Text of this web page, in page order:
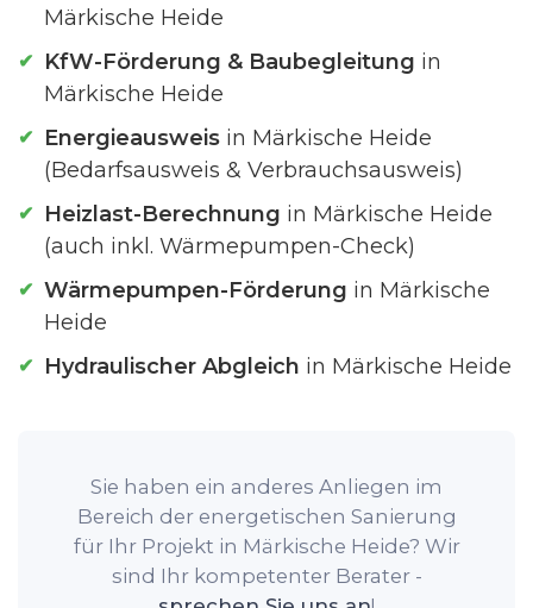
Märkische Heide
KfW-Förderung & Baubegleitung in
Märkische Heide
Energieausweis in Märkische Heide
(Bedarfsausweis & Verbrauchsausweis)
Heizlast-Berechnung in Märkische Heide
(auch inkl. Wärmepumpen-Check)
Wärmepumpen-Förderung in Märkische
Heide
Hydraulischer Abgleich in Märkische Heide
Sie haben ein anderes Anliegen im
Bereich der energetischen Sanierung
für Ihr Projekt in Märkische Heide? Wir
sind Ihr kompetenter Berater -